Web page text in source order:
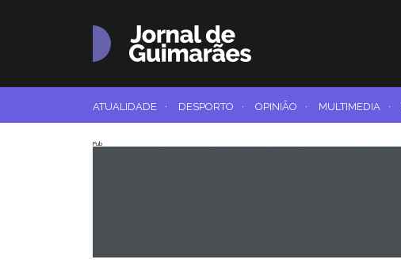
ATUALIDADE · DESPORTO · OPINIÃO · MULTIMEDIA ·
Pub